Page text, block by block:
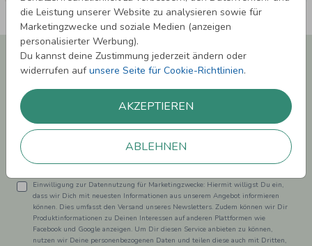
die Leistung unserer Website zu analysieren sowie für
Marketingzwecke und soziale Medien (anzeigen
personalisierter Werbung).
Du kannst deine Zustimmung jederzeit ändern oder
widerrufen aufunsere Seite für Cookie-Richtlinien.
AKZEPTIEREN
ABLEHNEN
Newsletter abonnieren und 5,00 € Rabatt**
sichern!
Melde Dich zu unserem Newsletter an und bleibe auf dem
Laufenden.
Einwilligung zur Datennutzung für Marketingzwecke: Hiermit willigst Du ein,
dass wir Dich mit neuesten Informationen aus unserem Angebot informieren
können. Dies umfasst den Versand unseres Newsletters. Zudem können wir Dir
Produktinformationen zu Deinen Interessen auf anderen Plattformen wie
Facebook und Google anzeigen. Um Dir diesen Service anbieten zu können,
nutzen wir Deine personenbezogenen Daten und teilen diese auch mit Dritten,